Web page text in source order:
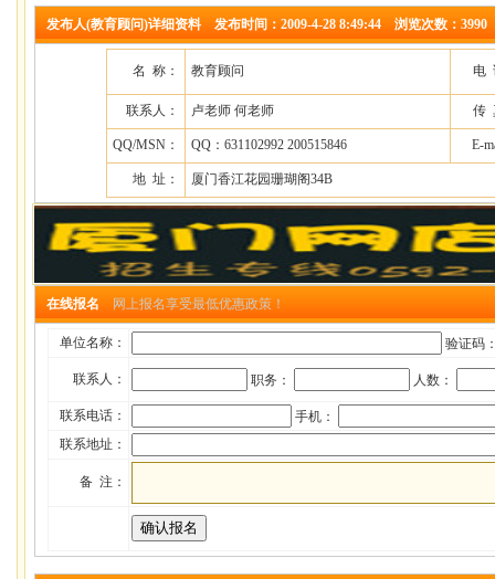
发布人(教育顾问)详细资料 发布时间：2009-4-28 8:49:44 浏览次数：3990
名 称： 教育顾问 电
联系人： 卢老师 何老师 传
QQ/MSN： QQ：631102992 200515846 E-
地 址： 厦门香江花园珊瑚阁34B
在线报名 网上报名享受最低优惠政策！
单位名称： 验证码
联系人： 职务： 人数：
联系电话：
手机：
联系地址：
备 注：